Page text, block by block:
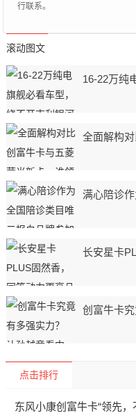
行联系。
滚动图文
16-22万纯
全面解构
满心陪诊
长安星卡
创富牛卡
点击排行
东风小康创富牛卡“领先，